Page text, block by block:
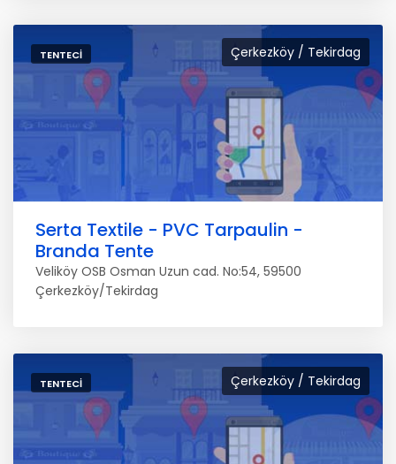
Çerkezköy / Tekirdag
TENTECI
Serta Textile - PVC Tarpaulin -
Branda Tente
Veliköy OSB Osman Uzun cad. No:54, 59500
Çerkezköy/Tekirdag
Çerkezköy / Tekirdag
TENTECI